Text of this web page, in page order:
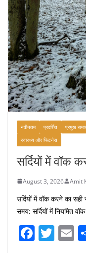
नवीनतम प्रदर्शित प्रमुख
स्वास्थ्य और फिटनेस
सर्दियों में वॉक
August 3, 2026 Amit
सर्दियों में वॉक करने का
समय: सर्दियों में नियमित वॉक
F T E